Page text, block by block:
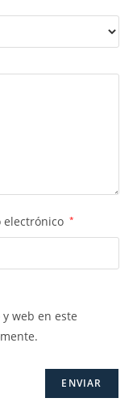
electrónico *
web en este